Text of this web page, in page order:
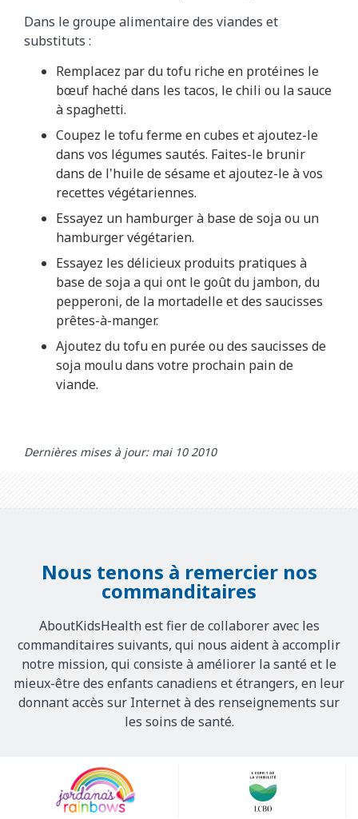
Dans le groupe alimentaire des viandes et
substituts :
Remplacez par du tofu riche en protéines le
bœuf haché dans les tacos, le chili ou la sauce
à spaghetti.
Coupez le tofu ferme en cubes et ajoutez-le
dans vos légumes sautés. Faites-le brunir
dans de l'huile de sésame et ajoutez-le à vos
recettes végétariennes.
Essayez un hamburger à base de soja ou un
hamburger végétarien.
Essayez les délicieux produits pratiques à
base de soja a qui ont le goût du jambon, du
pepperoni, de la mortadelle et des saucisses
prêtes-à-manger.
Ajoutez du tofu en purée ou des saucisses de
soja moulu dans votre prochain pain de
viande.
Dernières mises à jour: mai 10 2010
Nous tenons à remercier nos
commanditaires
AboutKidsHealth est fier de collaborer avec les
commanditaires suivants, qui nous aident à accomplir
notre mission, qui consiste à améliorer la santé et le
mieux-être des enfants canadiens et étrangers, en leur
donnant accès sur Internet à des renseignements sur
les soins de santé.
Sponsors